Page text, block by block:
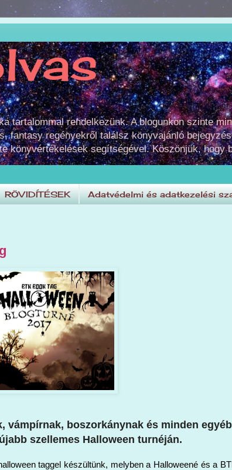
tartalommal rendelkezünk. A blogunkon szinte
fantasy regényekről találsz könyvajánló
könyvértékelések segítségével. Köszönjük, hogy
RÖVIDÍTÉSEK Adatvédelmi és adatkezelési
vámpírnak, boszorkánynak és minden egyéb
szellemes Halloween turnéján.
taggel készültünk, melyben a Halloweené és a